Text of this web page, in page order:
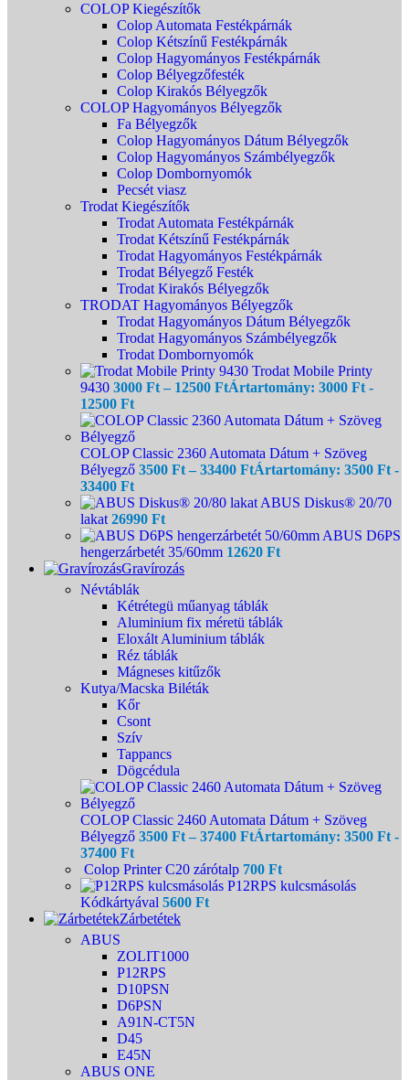
COLOP Kiegészítők
Colop Automata Festékpárnák
Colop Kétszínű Festékpárnák
Colop Hagyományos Festékpárnák
Colop Bélyegzőfesték
Colop Kirakós Bélyegzők
COLOP Hagyományos Bélyegzők
Fa Bélyegzők
Colop Hagyományos Dátum Bélyegzők
Colop Hagyományos Számbélyegzők
Colop Dombornyomók
Pecsét viasz
Trodat Kiegészítők
Trodat Automata Festékpárnák
Trodat Kétszínű Festékpárnák
Trodat Hagyományos Festékpárnák
Trodat Bélyegző Festék
Trodat Kirakós Bélyegzők
TRODAT Hagyományos Bélyegzők
Trodat Hagyományos Dátum Bélyegzők
Trodat Hagyományos Számbélyegzők
Trodat Dombornyomók
Trodat Mobile Printy
9430 3000 Ft – 12500 FtÁrtartomány: 3000 Ft -
12500 Ft
COLOP Classic 2360 Automata Dátum + Szöveg
Bélyegző 3500 Ft – 33400 FtÁrtartomány: 3500 Ft -
33400 Ft
ABUS Diskus® 20/70
lakat 26990 Ft
ABUS D6PS
hengerzárbetét 35/60mm 12620 Ft
Gravírozás
Névtáblák
Kétrétegü műanyag táblák
Aluminium fix méretü táblák
Eloxált Aluminium táblák
Réz táblák
Mágneses kitűzők
Kutya/Macska Biléták
Kőr
Csont
Szív
Tappancs
Dögcédula
COLOP Classic 2460 Automata Dátum + Szöveg
Bélyegző 3500 Ft – 37400 FtÁrtartomány: 3500 Ft -
37400 Ft
Colop Printer C20 zárótalp 700 Ft
P12RPS kulcsmásolás
Kódkártyával 5600 Ft
Zárbetétek
ABUS
ZOLIT1000
P12RPS
D10PSN
D6PSN
A91N-CT5N
D45
E45N
ABUS ONE